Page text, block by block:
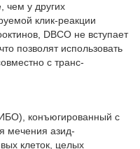
чем у других
клик-реакции
DBCO не вступает
, что позволят использовать
с транс-
конъюгированный с
мечения азид-
клеток, целых